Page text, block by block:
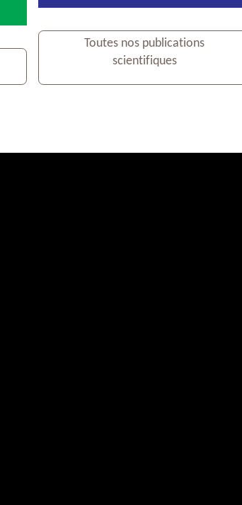
Toutes nos publications
scientifiques